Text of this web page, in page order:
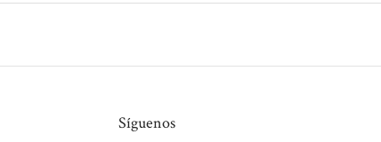
Síguenos